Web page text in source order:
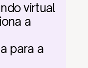
virtual
a
para a